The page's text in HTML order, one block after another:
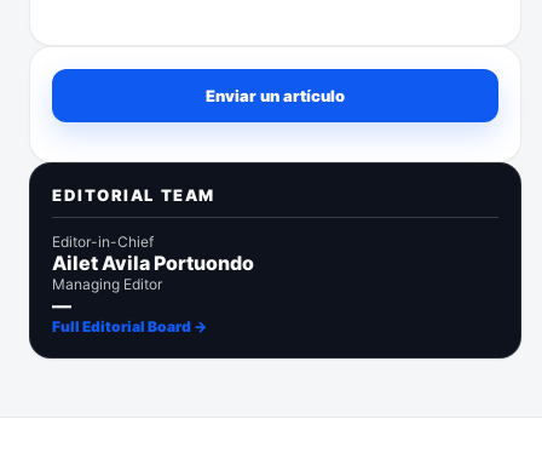
Enviar un artículo
Enviar un artículo
EDITORIAL TEAM
Editor-in-Chief
Ailet Avila Portuondo
Managing Editor
—
Full Editorial Board →